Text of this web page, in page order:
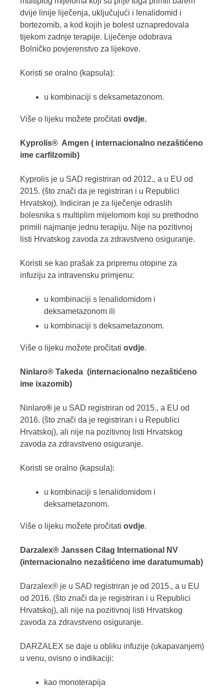
dvije linije liječenja, uključujući i lenalidomid i
bortezomib, a kod kojih je bolest uznapredovala
tijekom zadnje terapije. Liječenje odobrava
Bolničko povjerenstvo za lijekove.
Koristi se oralno (kapsula):
u kombinaciji s deksametazonom.
Više o lijeku možete pročitati ovdje.
Kyprolis® Amgen ( internacionalno nezaštićeno
ime carfilzomib)
Kyprolis je u SAD registriran od 2012., a u EU od
2015. (što znači da je registriran i u Republici
Hrvatskoj). Indiciran je za liječenje odraslih
bolesnika s multiplim mijelomom koji su prethodno
primili najmanje jednu terapiju. Nije na pozitivnoj
listi Hrvatskog zavoda za zdravstveno osiguranje.
Koristi se kao prašak za pripremu otopine za
infuziju za intravensku primjenu:
u kombinaciji s lenalidomidom i
deksametazonom ili
u kombinaciji s deksametazonom.
Više o lijeku možete pročitati ovdje.
Ninlaro® Takeda (internacionalno nezaštićeno
ime ixazomib)
Ninlaro® je u SAD registriran od 2015., a EU od
2016. (što znači da je registriran i u Republici
Hrvatskoj), ali nije na pozitivnoj listi Hrvatskog
zavoda za zdravstveno osiguranje.
Koristi se oralno (kapsula):
u kombinaciji s lenalidomidom i
deksametazonom.
Više o lijeku možete pročitati ovdje.
Darzalex® Janssen Cilag International NV
(internacionalno nezaštićeno ime daratumumab)
Darzalex® je u SAD registriran je od 2015., a u EU
od 2016. (što znači da je registriran i u Republici
Hrvatskoj), ali nije na pozitivnoj listi Hrvatskog
zavoda za zdravstveno osiguranje.
DARZALEX se daje u obliku infuzije (ukapavanjem)
u venu, ovisno o indikaciji:
kao monoterapija